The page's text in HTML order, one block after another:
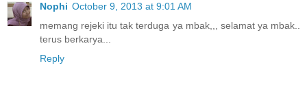
Nophi October 9, 2013 at 9:01 AM
memang rejeki itu tak terduga ya mbak,,, selamat ya mbak..
terus berkarya...
Reply